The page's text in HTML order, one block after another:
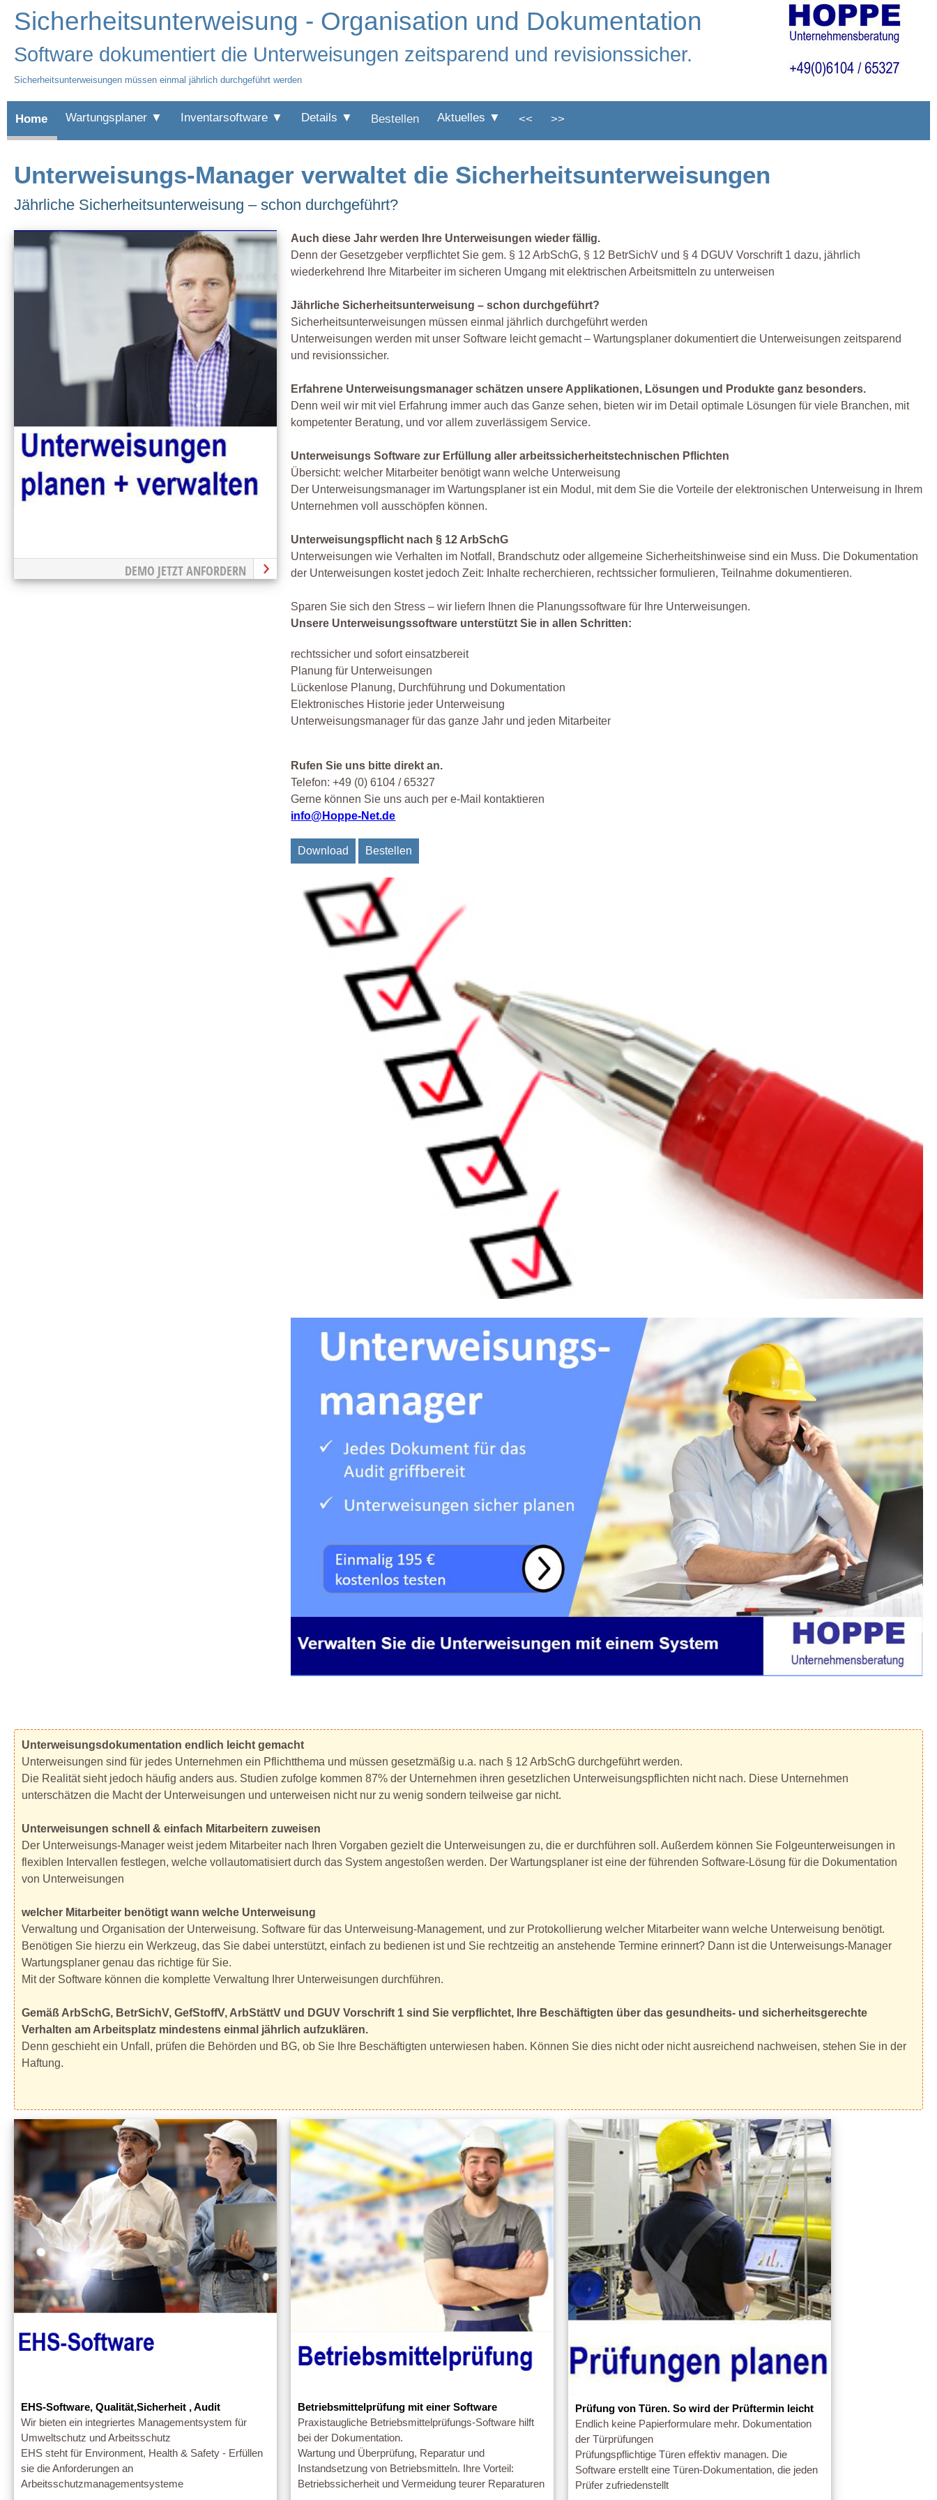
Sicherheitsunterweisung - Organisation und Dokumentation
Software dokumentiert die Unterweisungen zeitsparend und revisionssicher.
Sicherheitsunterweisungen müssen einmal jährlich durchgeführt werden
Home Wartungsplaner ▼ Inventarsoftware ▼ Details ▼ Bestellen Aktuelles ▼ << >>
Unterweisungs-Manager verwaltet die Sicherheitsunterweisungen
Jährliche Sicherheitsunterweisung – schon durchgeführt?
DEMO JETZT ANFORDERN
Auch diese Jahr werden Ihre Unterweisungen wieder fällig.
Denn der Gesetzgeber verpflichtet Sie gem. § 12 ArbSchG, § 12 BetrSichV und § 4 DGUV Vorschrift 1 dazu, jährlich
wiederkehrend Ihre Mitarbeiter im sicheren Umgang mit elektrischen Arbeitsmitteln zu unterweisen
Jährliche Sicherheitsunterweisung – schon durchgeführt?
Sicherheitsunterweisungen müssen einmal jährlich durchgeführt werden
Unterweisungen werden mit unser Software leicht gemacht – Wartungsplaner dokumentiert die Unterweisungen zeitsparend
und revisionssicher.
Erfahrene Unterweisungsmanager schätzen unsere Applikationen, Lösungen und Produkte ganz besonders.
Denn weil wir mit viel Erfahrung immer auch das Ganze sehen, bieten wir im Detail optimale Lösungen für viele Branchen, mit
kompetenter Beratung, und vor allem zuverlässigem Service.
Unterweisungs Software zur Erfüllung aller arbeitssicherheitstechnischen Pflichten
Übersicht: welcher Mitarbeiter benötigt wann welche Unterweisung
Der Unterweisungsmanager im Wartungsplaner ist ein Modul, mit dem Sie die Vorteile der elektronischen Unterweisung in Ihrem
Unternehmen voll ausschöpfen können.
Unterweisungspflicht nach § 12 ArbSchG
Unterweisungen wie Verhalten im Notfall, Brandschutz oder allgemeine Sicherheitshinweise sind ein Muss. Die Dokumentation
der Unterweisungen kostet jedoch Zeit: Inhalte recherchieren, rechtssicher formulieren, Teilnahme dokumentieren.
Sparen Sie sich den Stress – wir liefern Ihnen die Planungssoftware für Ihre Unterweisungen.
Unsere Unterweisungssoftware unterstützt Sie in allen Schritten:
rechtssicher und sofort einsatzbereit
Planung für Unterweisungen
Lückenlose Planung, Durchführung und Dokumentation
Elektronisches Historie jeder Unterweisung
Unterweisungsmanager für das ganze Jahr und jeden Mitarbeiter
Rufen Sie uns bitte direkt an.
Telefon: +49 (0) 6104 / 65327
Gerne können Sie uns auch per e-Mail kontaktieren
info@Hoppe-Net.de
Download Bestellen
Unterweisungsdokumentation endlich leicht gemacht
Unterweisungen sind für jedes Unternehmen ein Pflichtthema und müssen gesetzmäßig u.a. nach § 12 ArbSchG durchgeführt werden.
Die Realität sieht jedoch häufig anders aus. Studien zufolge kommen 87% der Unternehmen ihren gesetzlichen Unterweisungspflichten nicht nach. Diese Unternehmen
unterschätzen die Macht der Unterweisungen und unterweisen nicht nur zu wenig sondern teilweise gar nicht.
Unterweisungen schnell & einfach Mitarbeitern zuweisen
Der Unterweisungs-Manager weist jedem Mitarbeiter nach Ihren Vorgaben gezielt die Unterweisungen zu, die er durchführen soll. Außerdem können Sie Folgeunterweisungen in
flexiblen Intervallen festlegen, welche vollautomatisiert durch das System angestoßen werden. Der Wartungsplaner ist eine der führenden Software-Lösung für die Dokumentation
von Unterweisungen
welcher Mitarbeiter benötigt wann welche Unterweisung
Verwaltung und Organisation der Unterweisung. Software für das Unterweisung-Management, und zur Protokollierung welcher Mitarbeiter wann welche Unterweisung benötigt.
Benötigen Sie hierzu ein Werkzeug, das Sie dabei unterstützt, einfach zu bedienen ist und Sie rechtzeitig an anstehende Termine erinnert? Dann ist die Unterweisungs-Manager
Wartungsplaner genau das richtige für Sie.
Mit der Software können die komplette Verwaltung Ihrer Unterweisungen durchführen.
Gemäß ArbSchG, BetrSichV, GefStoffV, ArbStättV und DGUV Vorschrift 1 sind Sie verpflichtet, Ihre Beschäftigten über das gesundheits- und sicherheitsgerechte
Verhalten am Arbeitsplatz mindestens einmal jährlich aufzuklären.
Denn geschieht ein Unfall, prüfen die Behörden und BG, ob Sie Ihre Beschäftigten unterwiesen haben. Können Sie dies nicht oder nicht ausreichend nachweisen, stehen Sie in der
Haftung.
EHS-Software, Qualität,Sicherheit , Audit
Wir bieten ein integriertes Managementsystem für
Umweltschutz und Arbeitsschutz
EHS steht für Environment, Health & Safety - Erfüllen
sie die Anforderungen an
Arbeitsschutzmanagementsysteme
Betriebsmittelprüfung mit einer Software
Praxistaugliche Betriebsmittelprüfungs-Software hilft
bei der Dokumentation.
Wartung und Überprüfung, Reparatur und
Instandsetzung von Betriebsmitteln. Ihre Vorteil:
Betriebssicherheit und Vermeidung teurer Reparaturen
Prüfung von Türen. So wird der Prüftermin leicht
Endlich keine Papierformulare mehr. Dokumentation
der Türprüfungen
Prüfungspflichtige Türen effektiv managen. Die
Software erstellt eine Türen-Dokumentation, die jeden
Prüfer zufriedenstellt